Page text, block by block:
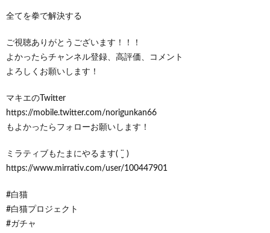
全てを拳で解決する
ご視聴ありがとうございます！！！
よかったらチャンネル登録、高評価、コメント
よろしくお願いします！
マキエのTwitter
https://mobile.twitter.com/norigunkan66
もよかったらフォローお願いします！
ミラティブもたまにやるます( ¨̮ )
https://www.mirrativ.com/user/100447901
#白猫
#白猫プロジェクト
#ガチャ